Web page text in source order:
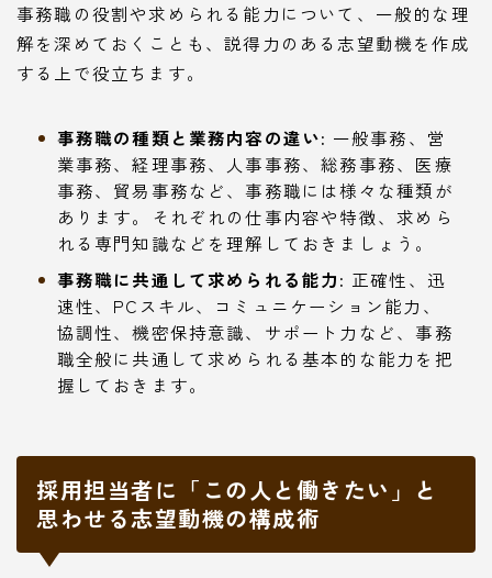
事務職の役割や求められる能力について、一般的な理
解を深めておくことも、説得力のある志望動機を作成
する上で役立ちます。
事務職の種類と業務内容の違い: 一般事務、営
業事務、経理事務、人事事務、総務事務、医療
事務、貿易事務など、事務職には様々な種類が
あります。それぞれの仕事内容や特徴、求めら
れる専門知識などを理解しておきましょう。
事務職に共通して求められる能力: 正確性、迅
速性、PCスキル、コミュニケーション能力、
協調性、機密保持意識、サポート力など、事務
職全般に共通して求められる基本的な能力を把
握しておきます。
採用担当者に「この人と働きたい」と
思わせる志望動機の構成術